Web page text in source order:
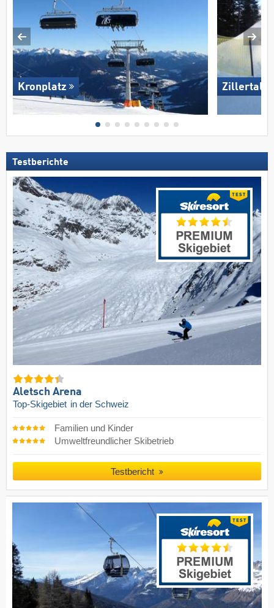
Kronplatz Zillertal
Testberichte
Aletsch Arena
Top-Skigebiet in der Schweiz
Familien und Kinder
Umweltfreundlicher Skibetrieb
Testbericht